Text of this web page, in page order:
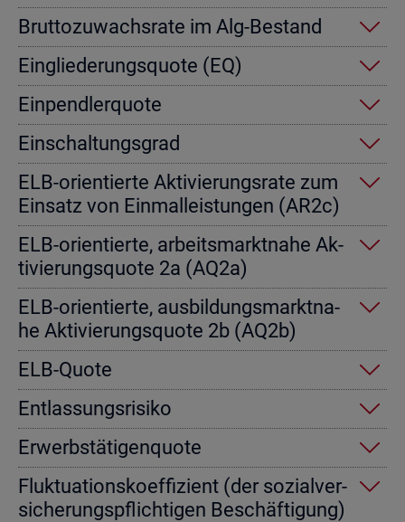
Brut­to­zu­wachs­ra­te im Alg-Be­stand
Ein­glie­de­rungs­quo­te (EQ)
Ein­pend­ler­quo­te
Ein­schal­tungs­grad
ELB-ori­en­tier­te Ak­ti­vie­rungs­ra­te zum
Ein­satz von Einmal­leis­tun­gen (AR2c)
ELB-ori­en­tier­te, ar­beits­markt­na­he Ak­
ti­vie­rungs­quo­te 2a (AQ2a)
ELB-ori­en­tier­te, aus­bil­dungs­markt­na­
he Ak­ti­vie­rungs­quo­te 2b (AQ2b)
ELB-Quote
Ent­las­sungs­ri­si­ko
Er­werbs­tä­ti­gen­quo­te
Fluk­tua­ti­ons­ko­ef­fi­zi­ent (der so­zi­al­ver­
si­che­rungs­pflich­ti­gen Be­schäf­ti­gung)